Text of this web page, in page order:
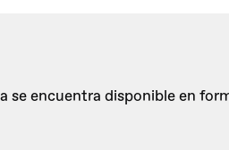
se encuentra disponible en